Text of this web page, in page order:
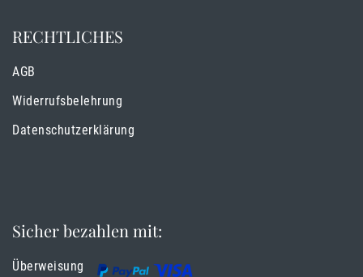
RECHTLICHES
AGB
Widerrufsbelehrung
Datenschutzerklärung
Sicher bezahlen mit:
Überweisung